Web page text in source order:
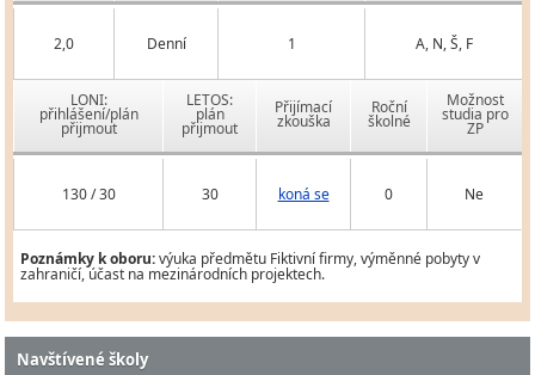
2,0 Denní 1 A, N, Š, F
LONI:
přihlášení/plán
přijmout
LETOS:
plán
přijmout
Přijímací
zkouška
Roční
školné
Možnost
studia pro
ZP
130 / 30 30 koná se 0 Ne
Poznámky k oboru:výuka předmětu Fiktivní firmy, výměnné pobyty v
zahraničí, účast na mezinárodních projektech.
Navštívené školy